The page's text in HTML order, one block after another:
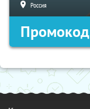
Россия
Промокод